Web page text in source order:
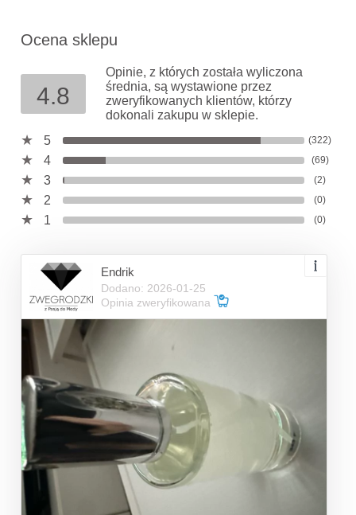
Ocena sklepu
4.8
Opinie, z których została wyliczona
średnia, są wystawione przez
zweryfikowanych klientów, którzy
dokonali zakupu w sklepie.
5
(322)
4 (69)
3 (2)
2 (0)
1 (0)
Endrik
Dodano: 2026-01-25
Opinia zweryfikowana